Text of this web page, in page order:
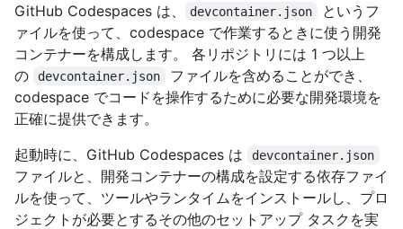
GitHub Codespaces は、
devcontainer.json
というフ
ァイルを使って、codespace で作業するときに使う開発
コンテナーを構成します。 各リポジトリには 1 つ以上
の
devcontainer.json
ファイルを含めることができ、
codespace でコードを操作するために必要な開発環境を
正確に提供できます。
起動時に、GitHub Codespaces は
devcontainer.json
ファイルと、開発コンテナーの構成を設定する依存ファイ
ルを使って、ツールやランタイムをインストールし、プロ
ジェクトが必要とするその他のセットアップ タスクを実